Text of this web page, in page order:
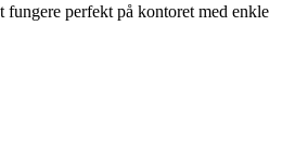
perfekt på kontoret med enkle